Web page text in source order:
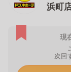
浜町
現
次回